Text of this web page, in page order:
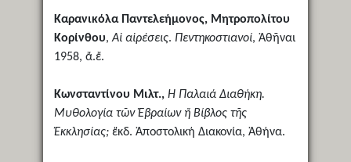
Καρανικόλα Παντελεήμονος, Μητροπολίτου
Κορίνθου,Αἱ αἱρέσεις. Πεντηκοστιανοί, Ἀθῆναι
1958, ἄ.ἔ.
Κωνσταντίνου Μιλτ., Ἡ Παλαιά Διαθήκη.
Μυθολογία τῶν Ἑβραίων ἤ Βίβλος τῆς
Ἐκκλησίας; ἔκδ. Ἀποστολική Διακονία, Ἀθήνα.